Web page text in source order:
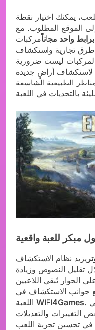
يمكنك اختيار نقطة
الموقع المطلوب. مع
برابط واحد مجاناًمركبات
طرق تجارية واستكشاف
المركبات ليست ضرورية
لاستكشاف أراضٍ جديدة
الطبيعية الشاسعة
يزيد نظام الاستكشاف
تقليل النصوص وزيادة
الحوار تُبقي اللاعبين
مع جوانب الاستكشاف في
WIFI4Games. مع ذلك، تذكّر أن اللعبة لا تزال في
التغييرات والتعديلات